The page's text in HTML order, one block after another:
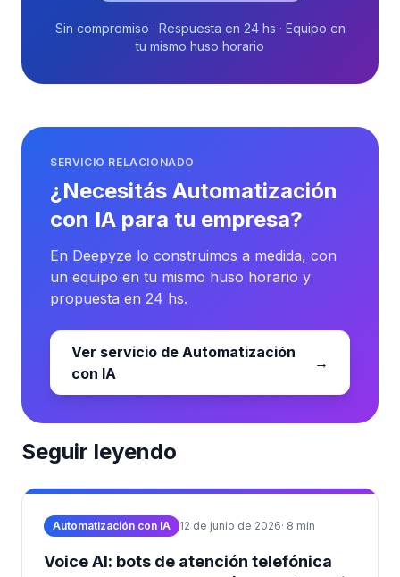
Sin compromiso · Respuesta en 24 hs · Equipo en
tu mismo huso horario
SERVICIO RELACIONADO
¿Necesitás Automatización
con IA para tu empresa?
En Deepyze lo construimos a medida, con
un equipo en tu mismo huso horario y
propuesta en 24 hs.
Ver servicio de Automatización
con IA
→
Seguir leyendo
Automatización con IA 12 de junio de 2026· 8 min
Voice AI: bots de atención telefónica